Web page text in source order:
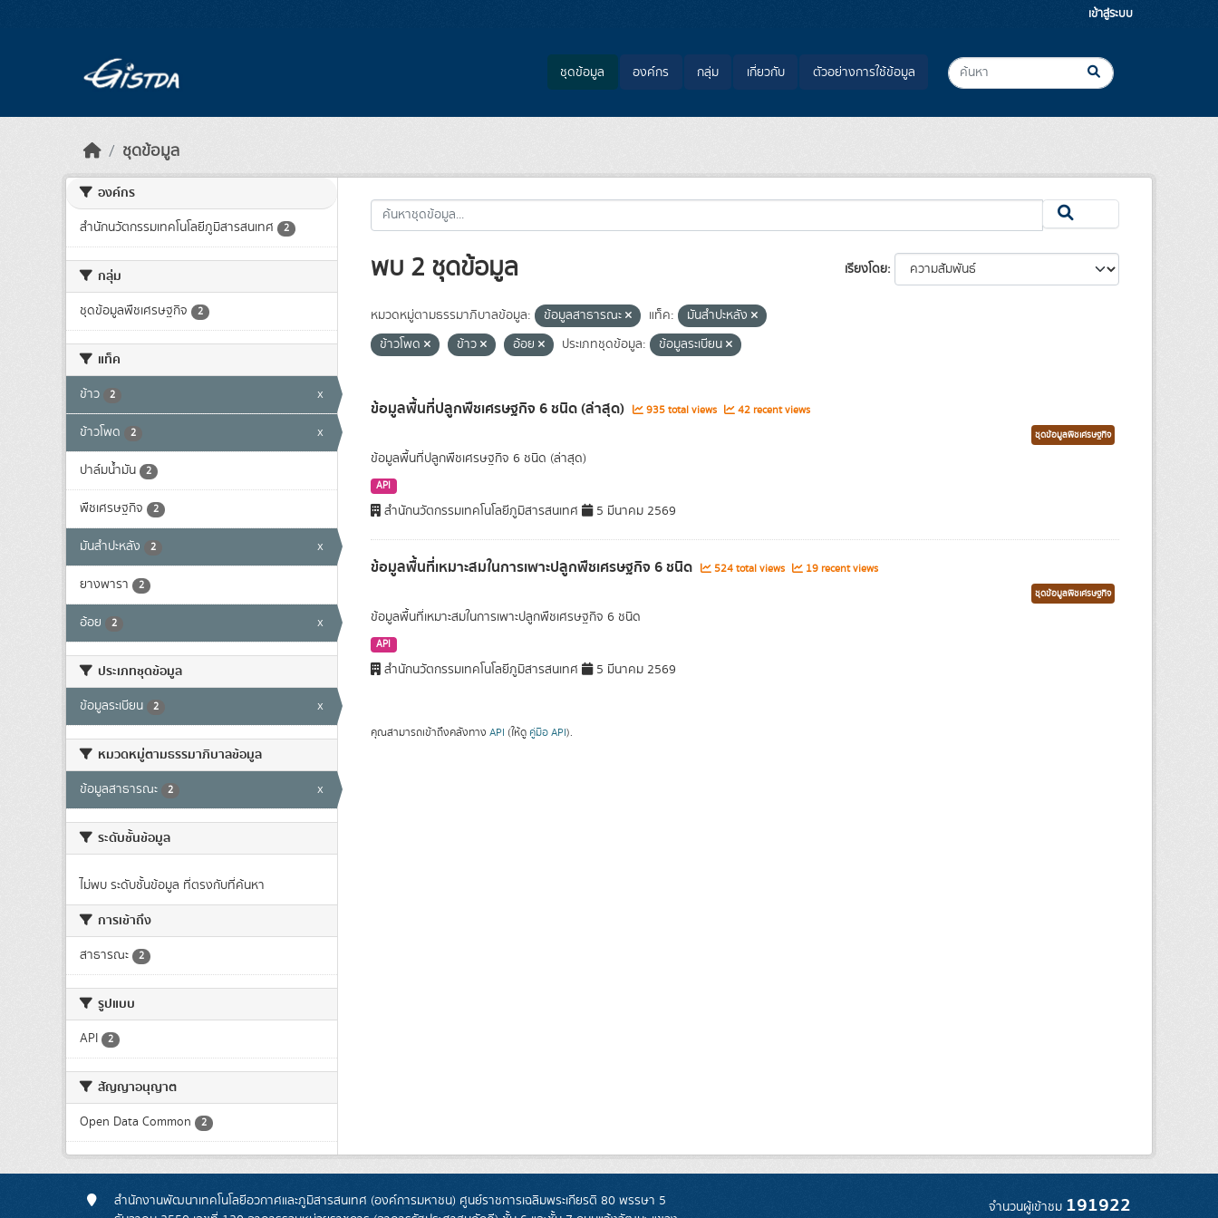
เข้าสู่ระบบ
ชุดข้อมูล องค์กร กลุ่ม เกี่ยวกับ ตัวอย่างการใช้ข้อมูล
ชุดข้อมูล
องค์กร
สำนักนวัตกรรมเทคโนโลยีภูมิสารสนเทศ 2
กลุ่ม
ชุดข้อมูลพืชเศรษฐกิจ 2
แท็ค
ข้าว 2 x
ข้าวโพด 2 x
ปาล์มน้ำมัน 2
พืชเศรษฐกิจ 2
มันสำปะหลัง 2 x
ยางพารา 2
อ้อย 2 x
ประเภทชุดข้อมูล
ข้อมูลระเบียน 2 x
หมวดหมู่ตามธรรมาภิบาลข้อมูล
ข้อมูลสาธารณะ 2 x
ระดับชั้นข้อมูล
ไม่พบ ระดับชั้นข้อมูล ที่ตรงกับที่ค้นหา
การเข้าถึง
สาธารณะ 2
รูปแบบ
API 2
สัญญาอนุญาต
Open Data Common 2
เรียงโดย
พบ 2 ชุดข้อมูล
หมวดหมู่ตามธรรมาภิบาลข้อมูล: ข้อมูลสาธารณะ แท็ค:
มันสำปะหลัง
ข้าวโพด
ข้าว อ้อย ประเภทชุดข้อมูล: ข้อมูลระเบียน
ข้อมูลพื้นที่ปลูกพืชเศรษฐกิจ 6 ชนิด (ล่าสุด) 935 total views 42 recent views
ชุดข้อมูลพืชเศรษฐกิจ
ข้อมูลพื้นที่ปลูกพืชเศรษฐกิจ 6 ชนิด (ล่าสุด)
API
สำนักนวัตกรรมเทคโนโลยีภูมิสารสนเทศ 5 มีนาคม 2569
ข้อมูลพื้นที่เหมาะสมในการเพาะปลูกพืชเศรษฐกิจ 6 ชนิด 524 total views 19 recent views
ชุดข้อมูลพืชเศรษฐกิจ
ข้อมูลพื้นที่เหมาะสมในการเพาะปลูกพืชเศรษฐกิจ 6 ชนิด
API
สำนักนวัตกรรมเทคโนโลยีภูมิสารสนเทศ 5 มีนาคม 2569
คุณสามารถเข้าถึงคลังทาง API (ให้ดู คู่มือ API).
สำนักงานพัฒนาเทคโนโลยีอวกาศและภูมิสารสนเทศ (องค์การมหาชน) ศูนย์ราชการเฉลิมพระเกียรติ 80 พรรษา 5
จำนวนผู้เข้าชม 191922